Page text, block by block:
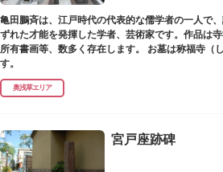
亀田鵬斉は、江戸時代の代表的な儒学者の一人で
ずれた才能を発揮した学者、芸術家です。作品は
所有書画等、数多く存在します。 お墓は称福寺（
す。
奥浅草エリア
宮戸座跡碑